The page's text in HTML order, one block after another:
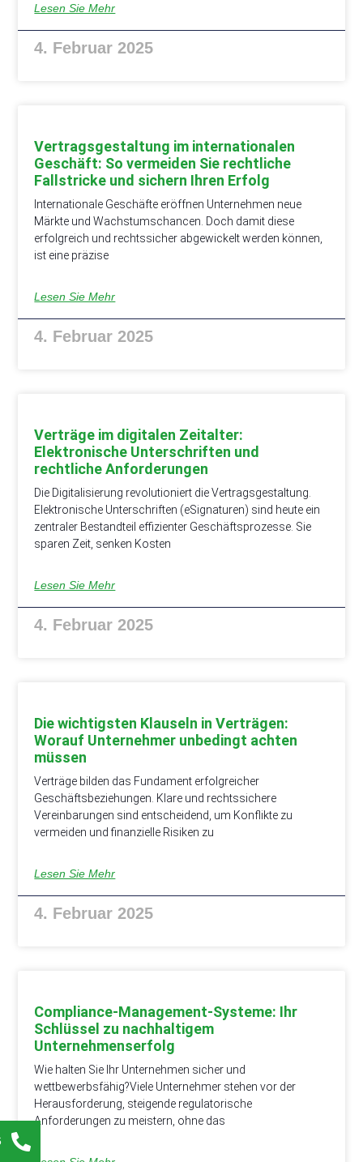
Lesen Sie Mehr
4. Februar 2025
Vertragsgestaltung im internationalen
Geschäft: So vermeiden Sie rechtliche
Fallstricke und sichern Ihren Erfolg
Internationale Geschäfte eröffnen Unternehmen neue
Märkte und Wachstumschancen. Doch damit diese
erfolgreich und rechtssicher abgewickelt werden können,
ist eine präzise
Lesen Sie Mehr
4. Februar 2025
Verträge im digitalen Zeitalter:
Elektronische Unterschriften und
rechtliche Anforderungen
Die Digitalisierung revolutioniert die Vertragsgestaltung.
Elektronische Unterschriften (eSignaturen) sind heute ein
zentraler Bestandteil effizienter Geschäftsprozesse. Sie
sparen Zeit, senken Kosten
Lesen Sie Mehr
4. Februar 2025
Die wichtigsten Klauseln in Verträgen:
Worauf Unternehmer unbedingt achten
müssen
Verträge bilden das Fundament erfolgreicher
Geschäftsbeziehungen. Klare und rechtssichere
Vereinbarungen sind entscheidend, um Konflikte zu
vermeiden und finanzielle Risiken zu
Lesen Sie Mehr
4. Februar 2025
Compliance-Management-Systeme: Ihr
Schlüssel zu nachhaltigem
Unternehmenserfolg
Wie halten Sie Ihr Unternehmen sicher und
wettbewerbsfähig?Viele Unternehmer stehen vor der
Herausforderung, steigende regulatorische
Anforderungen zu meistern, ohne das